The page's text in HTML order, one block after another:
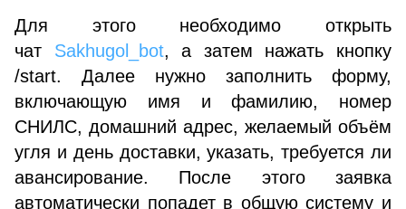
Для этого необходимо открыть
чат Sakhugol_bot, а затем нажать кнопку
/start. Далее нужно заполнить форму,
включающую имя и фамилию, номер
СНИЛС, домашний адрес, желаемый объём
угля и день доставки, указать, требуется ли
авансирование. После этого заявка
автоматически попадет в общую систему и